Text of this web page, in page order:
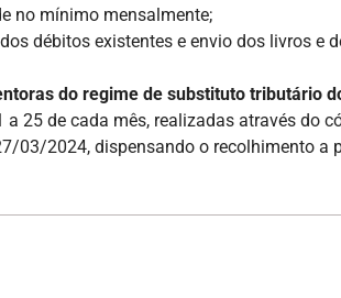
no mínimo mensalmente;
débitos existentes e envio dos livros e
do regime de substituto tributário
a 25 de cada mês, realizadas através
03/2024, dispensando o recolhimento a